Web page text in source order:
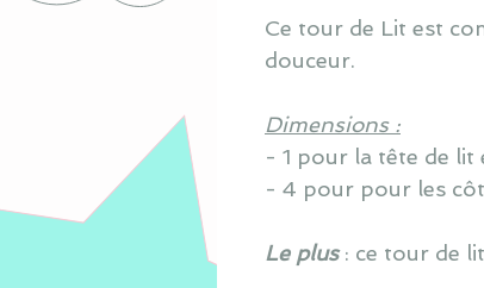
Ce tour de Lit est
douceur.
Dimensions :
- 1 pour la tête de
- 4 pour pour les
Le plus: ce tour de